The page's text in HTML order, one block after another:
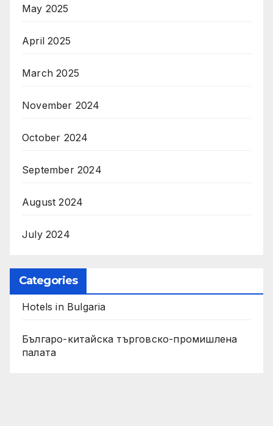
May 2025
April 2025
March 2025
November 2024
October 2024
September 2024
August 2024
July 2024
Categories
Hotels in Bulgaria
Българо-китайска търговско-промишлена
палата